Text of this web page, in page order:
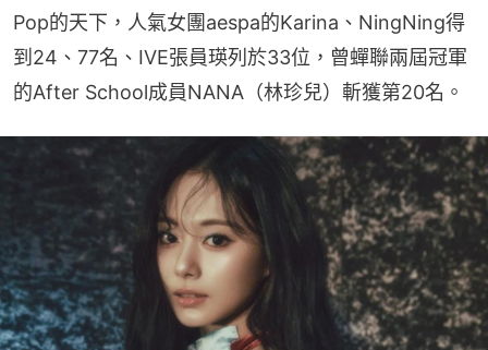
Pop的天下，人氣女團aespa的Karina、NingNing得
到24、77名、IVE張員瑛列於33位，曾蟬聯兩屆冠軍
的After School成員NANA（林珍兒）斬獲第20名。